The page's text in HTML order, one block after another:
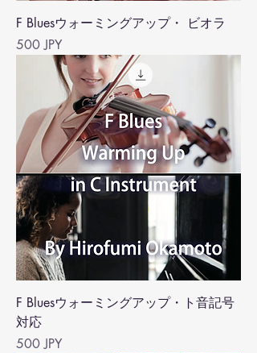
F Bluesウォーミングアップ・ ビオラ
Precio
500 JPY
F Bluesウォーミングアップ・ト音記号
対応
Precio
500 JPY